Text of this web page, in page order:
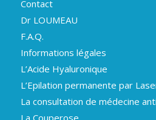
Contact
Dr LOUMEAU
F.A.Q.
Informations légales
L’Acide Hyaluronique
L’Epilation permanente par
La consultation de médecine
La Couperose